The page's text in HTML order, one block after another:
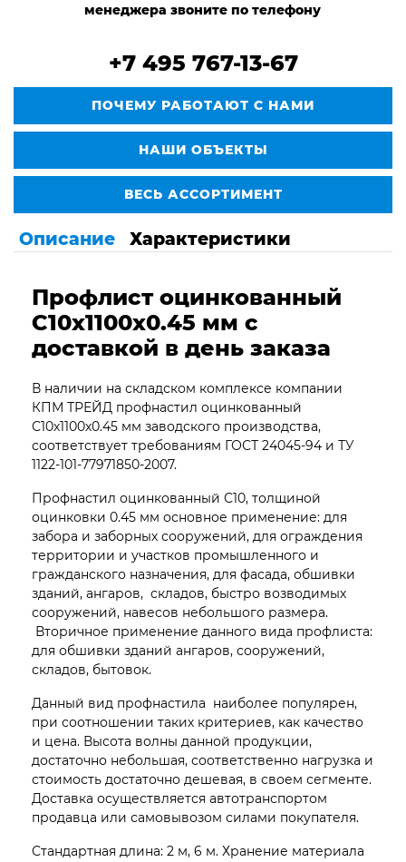
менеджера звоните по телефону
+7 495 767-13-67
ПОЧЕМУ РАБОТАЮТ С НАМИ
НАШИ ОБЪЕКТЫ
ВЕСЬ АССОРТИМЕНТ
Описание Характеристики
Профлист оцинкованный
С10х1100х0.45 мм с
доставкой в день заказа
В наличии на складском комплексе компании
КПМ ТРЕЙД профнастил оцинкованный
С10х1100х0.45 мм заводского производства,
соответствует требованиям ГОСТ 24045-94 и ТУ
1122-101-77971850-2007.
Профнастил оцинкованный С10, толщиной
оцинковки 0.45 мм основное применение: для
забора и заборных сооружений, для ограждения
территории и участков промышленного и
гражданского назначения, для фасада, обшивки
зданий, ангаров, складов, быстро возводимых
сооружений, навесов небольшого размера.
Вторичное применение данного вида профлиста:
для обшивки зданий ангаров, сооружений,
складов, бытовок.
Данный вид профнастила наиболее популярен,
при соотношении таких критериев, как качество
и цена. Высота волны данной продукции,
достаточно небольшая, соответственно нагрузка и
стоимость достаточно дешевая, в своем сегменте.
Доставка осуществляется автотранспортом
продавца или самовывозом силами покупателя.
Стандартная длина: 2 м, 6 м. Хранение материала